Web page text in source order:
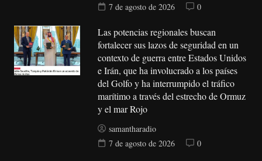
7 de agosto de 2026
0
Las potencias regionales buscan
fortalecer sus lazos de seguridad en un
contexto de guerra entre Estados Unidos
e Irán, que ha involucrado a los países
del Golfo y ha interrumpido el tráfico
marítimo a través del estrecho de Ormuz
y el mar Rojo
samantharadio
7 de agosto de 2026
0